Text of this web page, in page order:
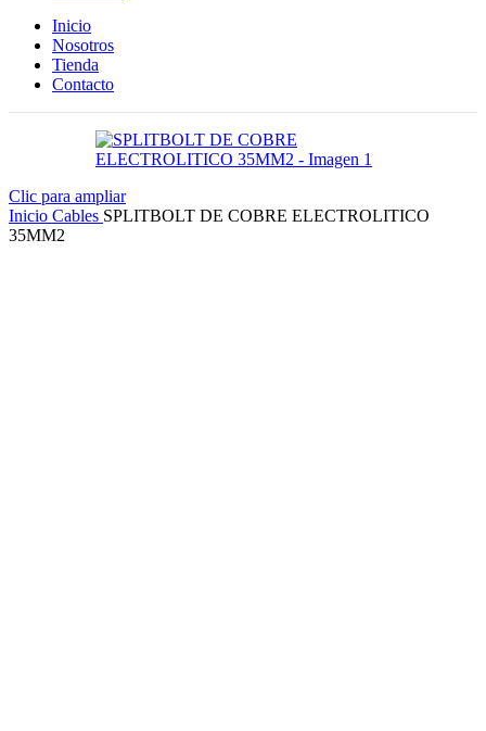
Inicio
Nosotros
Tienda
Contacto
Clic para ampliar
Inicio Cables SPLITBOLT DE COBRE ELECTROLITICO
35MM2